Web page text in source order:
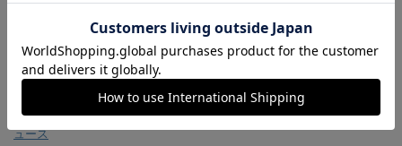
2025年新作まとめ,ピックアップアイテム,小スライド
ュース